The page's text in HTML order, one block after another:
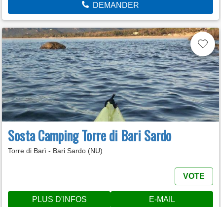
DEMANDER
Sosta Camping Torre di Bari Sardo
Torre di Barì - Bari Sardo (NU)
VOTE
PLUS D'INFOS E-MAIL